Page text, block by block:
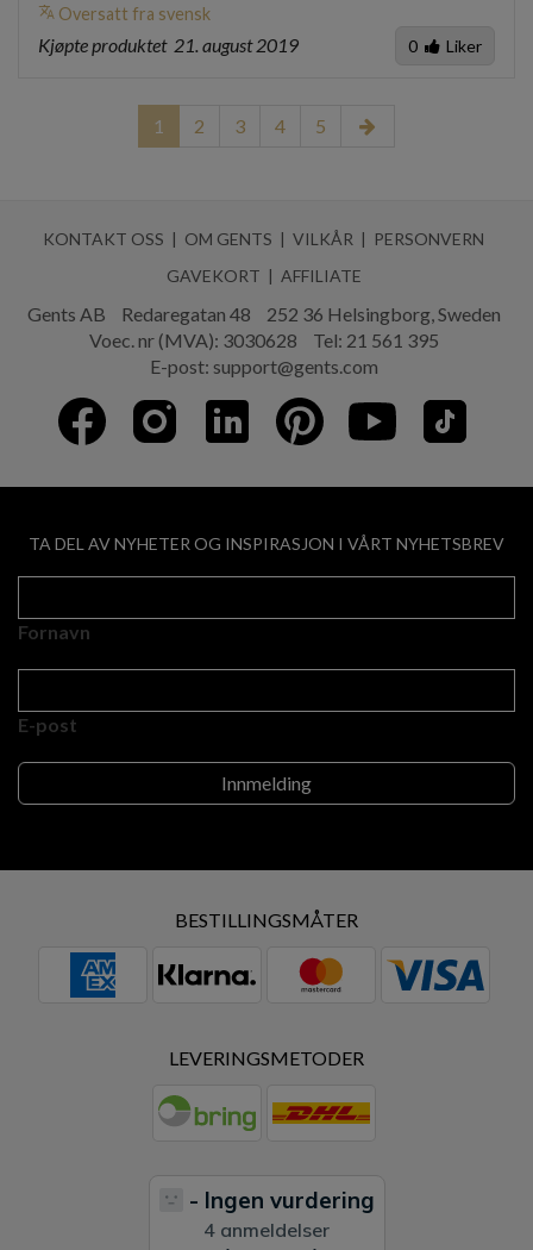
translate Oversatt fra svensk
Kjøpte produktet 21. august 2019 0 Liker
1 2 3 4 5
KONTAKT OSS OM GENTS VILKÅR
PERSONVERN
GAVEKORT
AFFILIATE
Gents AB Redaregatan 48
252 36 Helsingborg, Sweden
Voec. nr (MVA): 3030628
Tel: 21 561 395
E-post: support@gents.com
TA DEL AV NYHETER OG INSPIRASJON I VÅRT NYHETSBREV
Fornavn
E-post
BESTILLINGSMÅTER
LEVERINGSMETODER